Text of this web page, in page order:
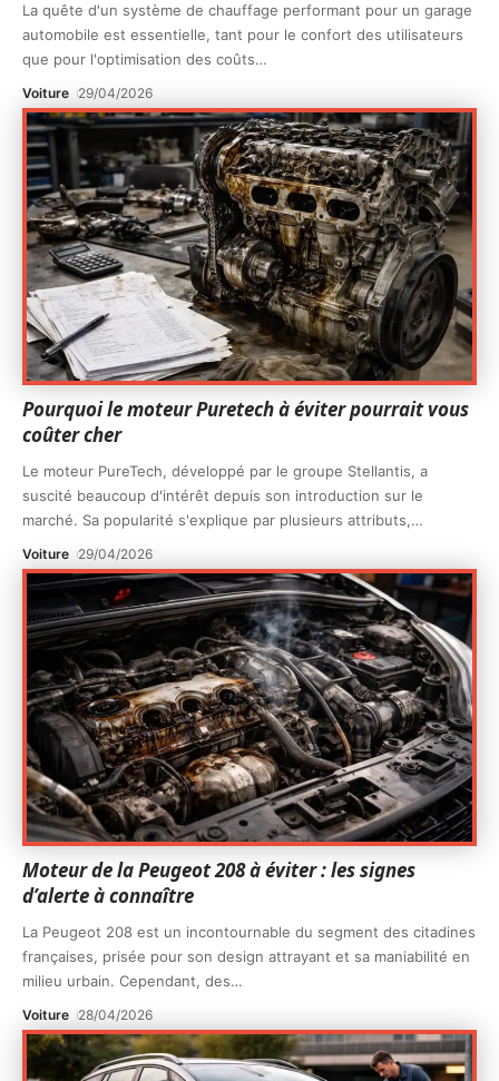
La quête d'un système de chauffage performant pour un garage
automobile est essentielle, tant pour le confort des utilisateurs
que pour l'optimisation des coûts…
Voiture 29/04/2026
Pourquoi le moteur Puretech à éviter pourrait vous
coûter cher
Le moteur PureTech, développé par le groupe Stellantis, a
suscité beaucoup d'intérêt depuis son introduction sur le
marché. Sa popularité s'explique par plusieurs attributs,…
Voiture 29/04/2026
Moteur de la Peugeot 208 à éviter : les signes
d’alerte à connaître
La Peugeot 208 est un incontournable du segment des citadines
françaises, prisée pour son design attrayant et sa maniabilité en
milieu urbain. Cependant, des…
Voiture 28/04/2026